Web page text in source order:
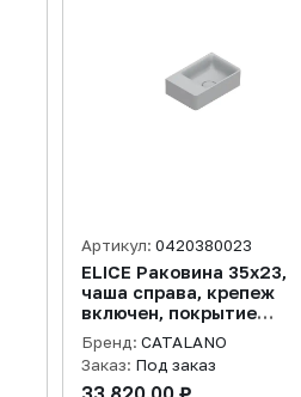
Артикул: 0420380023
ELICE Раковина 35x23,
чаша справа, крепеж
включен, покрытие
cataglaze+, цемент
матовая
Бренд: CATALANO
Заказ: Под заказ